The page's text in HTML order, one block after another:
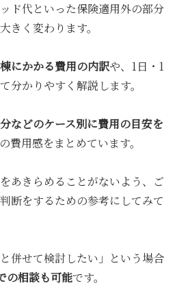
ド代といった保険適用外の部分
きく変わります。
にかかる費用の内訳や、1日・1
分かりやすく解説します。
などのケース別に費用の目安を
費用感をまとめています。
あきらめることがないよう、ご
断をするための参考にしてみて
併せて検討したい」という場合
の相談も可能です。